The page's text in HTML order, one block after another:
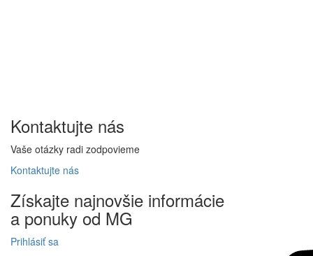
Kontaktujte nás
Vaše otázky radi zodpovieme
Kontaktujte nás
Získajte najnovšie informácie
a ponuky od MG
Prihlásiť sa